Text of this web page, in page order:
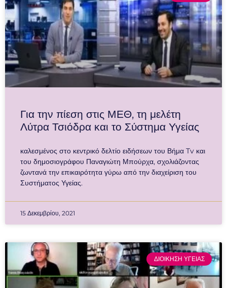
Για την πίεση στις ΜΕΘ, τη μελέτη
Λύτρα Τσιόδρα και το Σύστημα Υγείας
καλεσμένος στο κεντρικό δελτίο ειδήσεων του Βήμα Tv και
του δημοσιογράφου Παναγιώτη Μπούρχα, σχολιάζοντας
ζωντανά την επικαιρότητα γύρω από την διαχείριση του
Συστήματος Υγείας.
15 Δεκεμβρίου, 2021
ΔΙΟΙΚΗΣΗ ΥΓΕΙΑΣ